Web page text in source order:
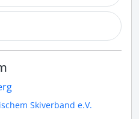
Skiverband e.V.